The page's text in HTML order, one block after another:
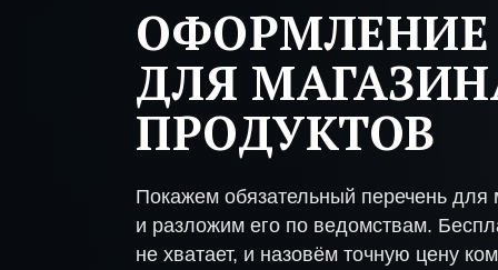
ДЛЯ
ПРОДУКТОВ
Покажем обязательный перечень для
и разложим его по ведомствам.
не хватает, и назовём точную цену